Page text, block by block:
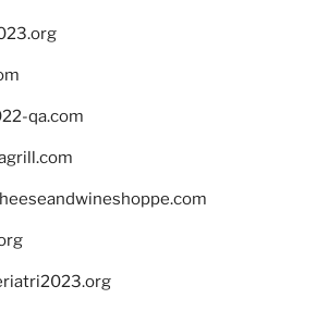
qa.com